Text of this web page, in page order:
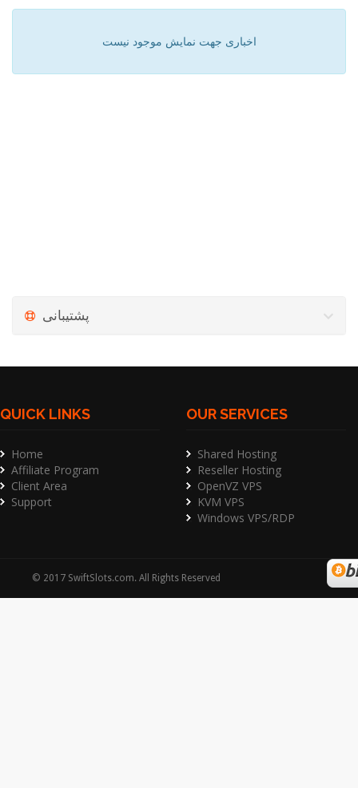
اخباری جهت نمایش موجود نیست
پشتیبانی
QUICK LINKS
Home
Affiliate Program
Client Area
Support
OUR SERVICES
Shared Hosting
Reseller Hosting
OpenVZ VPS
KVM VPS
Windows VPS/RDP
© 2017 SwiftSlots.com. All Rights Reserved